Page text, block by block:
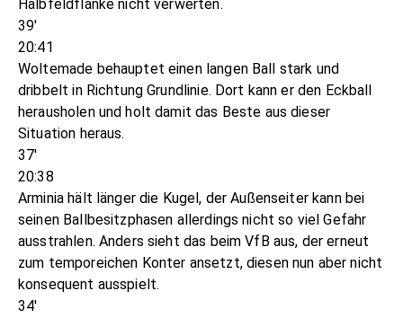
Halbfeldflanke nicht verwerten.
39'
20:41
Woltemade behauptet einen langen Ball stark und
dribbelt in Richtung Grundlinie. Dort kann er den Eckball
herausholen und holt damit das Beste aus dieser
Situation heraus.
37'
20:38
Arminia hält länger die Kugel, der Außenseiter kann bei
seinen Ballbesitzphasen allerdings nicht so viel Gefahr
ausstrahlen. Anders sieht das beim VfB aus, der erneut
zum temporeichen Konter ansetzt, diesen nun aber nicht
konsequent ausspielt.
34'